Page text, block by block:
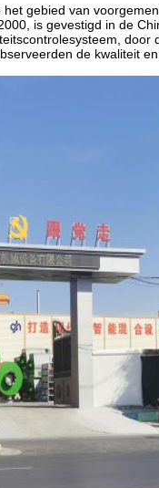
gebied van
is gevestigd in de
de kwaliteit